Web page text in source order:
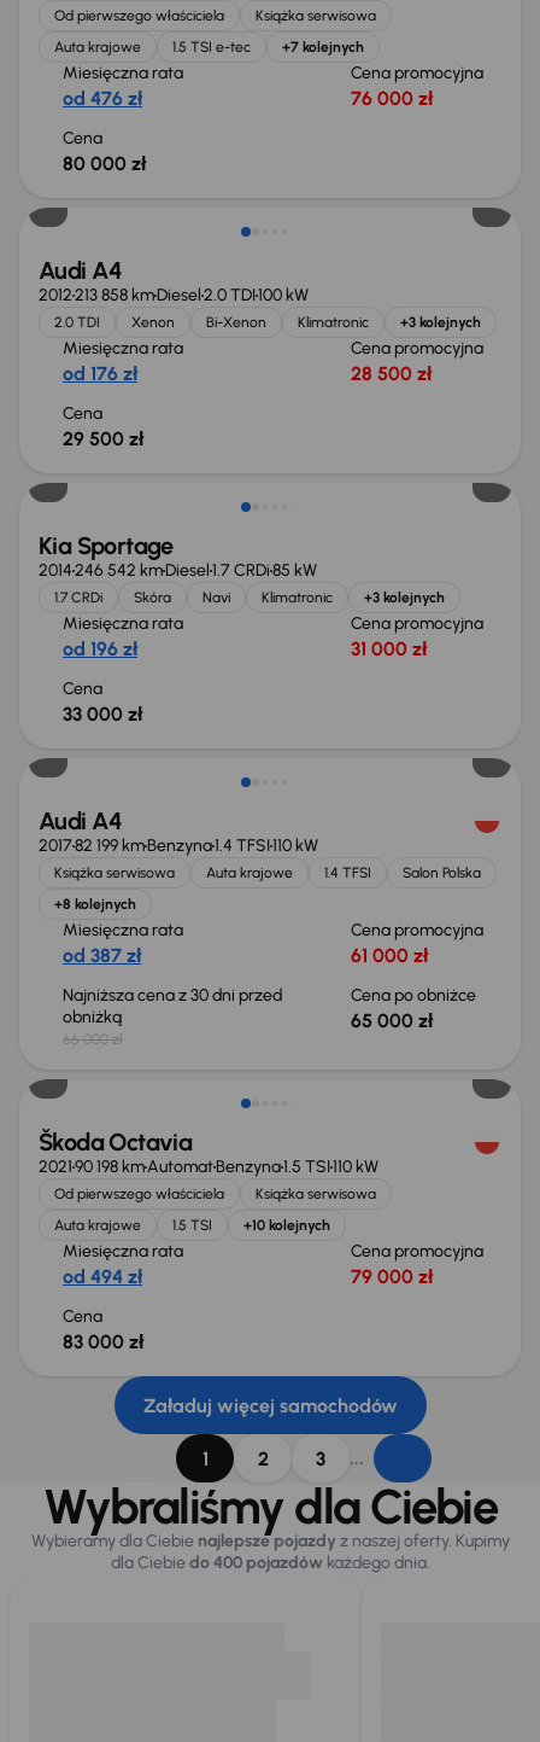
Od pierwszego właściciela
Książka serwisowa
Auta krajowe
1.5 TSI e-tec +7 kolejnych
Miesięczna rata
od 476 zł
Cena promocyjna
76 000 zł
Cena
80 000 zł
Audi A4
2012213 858 kmDiesel2.0 TDI100 kW
2.0 TDI Xenon Bi-Xenon Klimatronic +3 kolejnych
Miesięczna rata
od 176 zł
Cena promocyjna
28 500 zł
Cena
29 500 zł
Kia Sportage
2014246 542 kmDiesel1.7 CRDi85 kW
1.7 CRDi Skóra Navi Klimatronic +3 kolejnych
Miesięczna rata
od 196 zł
Cena promocyjna
31 000 zł
Cena
33 000 zł
Audi A4
201782 199 kmBenzyna1.4 TFSI110 kW
Książka serwisowa Auta krajowe 1.4 TFSI
Salon Polska
+8 kolejnych
Miesięczna rata
od 387 zł
Cena promocyjna
61 000 zł
Najniższa cena z 30 dni przed
obniżką
66 000 zł
Cena po obniżce
65 000 zł
Świeżo skupione
Škoda Octavia
202190 198 kmAutomatBenzyna1.5 TSI110 kW
Od pierwszego właściciela
Książka serwisowa
Auta krajowe
1.5 TSI +10 kolejnych
Miesięczna rata
od 494 zł
Cena promocyjna
79 000 zł
Cena
83 000 zł
Załaduj więcej samochodów
1 2 3 ...
Wybraliśmy dla Ciebie
Wybieramy dla Ciebie najlepsze pojazdy z naszej oferty. Kupimy
dla Ciebiedo 400 pojazdówkażdego dnia.